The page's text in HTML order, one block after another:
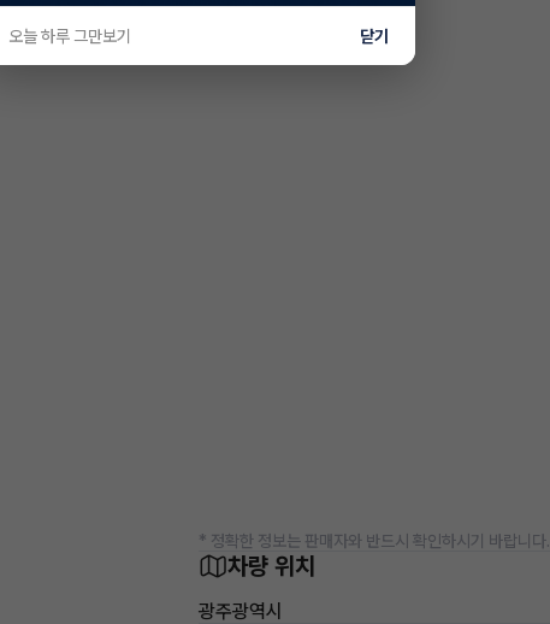
* 정확한 정보는 판매자와 반드시 확인하시기 바랍니다.
차량 위치
광주광역시
오늘 하루 그만보기 닫기